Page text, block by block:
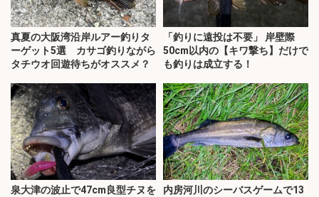
真夏の大阪湾沿岸ルアー釣りタ
ーゲット5選 カサゴ釣りながら
タチウオ回遊待ちがオススメ？
「釣りに遠投は不要」 岸壁際
50cm以内の【キワ撃ち】だけで
も釣りは成立する！
泉大津の波止で47cm良型チヌを
内房河川のシーバスゲームで13